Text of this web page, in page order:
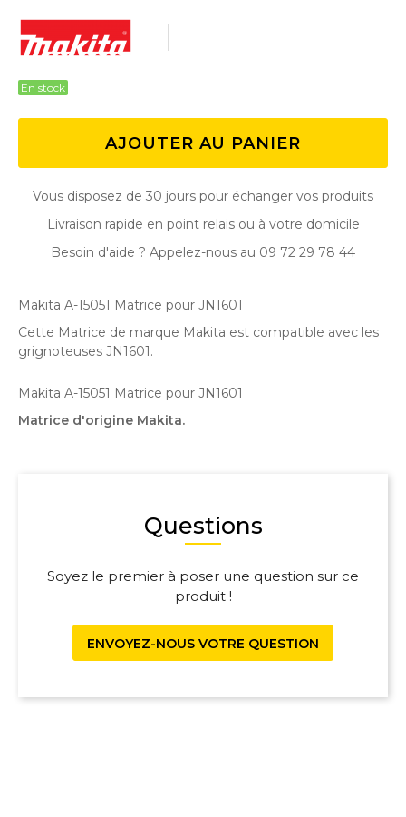
En stock
AJOUTER AU PANIER
Vous disposez de 30 jours pour échanger vos produits
Livraison rapide en point relais ou à votre domicile
Besoin d'aide ? Appelez-nous au 09 72 29 78 44
Makita A-15051 Matrice pour JN1601
Cette Matrice de marque Makita est compatible avec les
grignoteuses JN1601.
Makita A-15051 Matrice pour JN1601
Matrice d'origine Makita.
Questions
Soyez le premier à poser une question sur ce
produit !
ENVOYEZ-NOUS VOTRE QUESTION